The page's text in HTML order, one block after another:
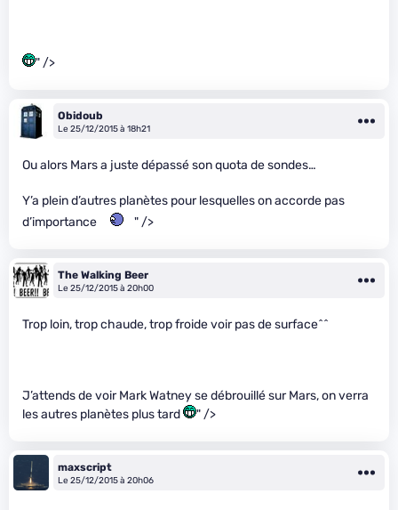
" />
Obidoub
Le 25/12/2015 à 18h21
Ou alors Mars a juste dépassé son quota de sondes…
Y’a plein d’autres planètes pour lesquelles on accorde pas
d’importance
" />
The Walking Beer
Le 25/12/2015 à 20h00
Trop loin, trop chaude, trop froide voir pas de surface^^
J’attends de voir Mark Watney se débrouillé sur Mars, on verra
les autres planètes plus tard
" />
maxscript
Le 25/12/2015 à 20h06